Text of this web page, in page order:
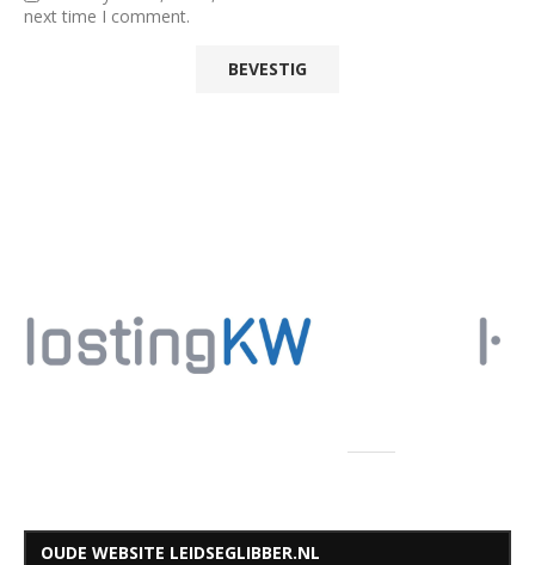
next time I comment.
OUDE WEBSITE LEIDSEGLIBBER.NL